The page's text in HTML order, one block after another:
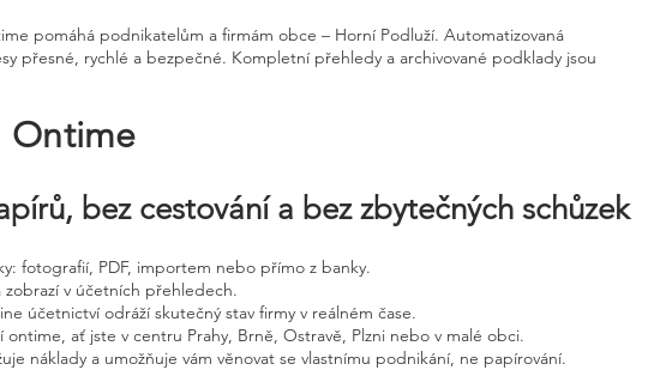
pomáhá podnikatelům a firmám obce – Horní Podluží. Automatizovaná
přesné, rychlé a bezpečné. Kompletní přehledy a archivované podklady jsou
Ontime
bez cestování a bez zbytečných schůzek
fotografií, PDF, importem nebo přímo z banky.
zobrazí v účetních přehledech.
účetnictví odráží skutečný stav firmy v reálném čase.
ať jste v centru Prahy, Brně, Ostravě, Plzni nebo v malé obci.
náklady a umožňuje vám věnovat se vlastnímu podnikání, ne papírování.